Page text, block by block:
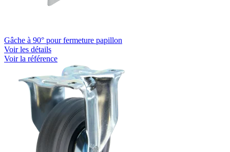
Gâche à 90° pour fermeture papillon
Voir les détails
Voir la référence